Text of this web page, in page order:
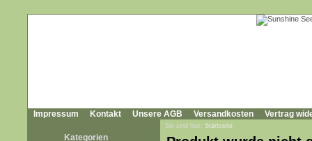
Impressum Kontakt Unsere AGB Versandkosten Vertrag
Kategorien
Sie sind hier: Startseite